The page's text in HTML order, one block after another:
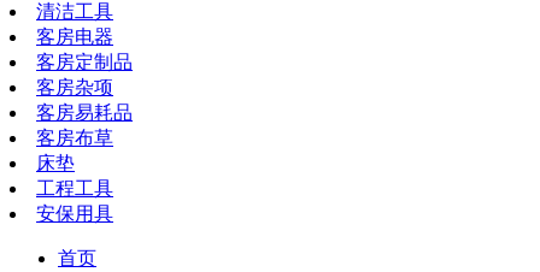
清洁工具
客房电器
客房定制品
客房杂项
客房易耗品
客房布草
床垫
工程工具
安保用具
首页